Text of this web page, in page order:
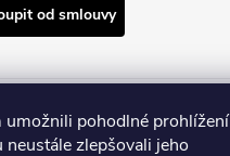
umožnili pohodlné prohlížení
zlepšovali jeho
od smlouvy
Zboží.cz Heureka.cz